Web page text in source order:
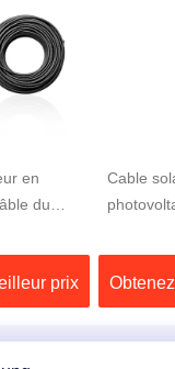
en
du
à
de 1500
2
prix
Cable
adapté à